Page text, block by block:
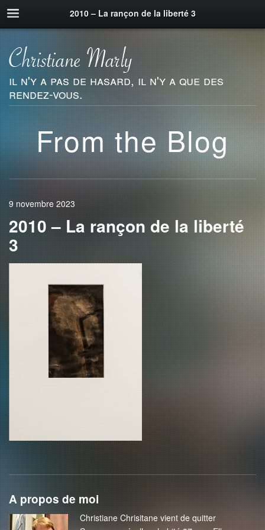
2010 – La rançon de la liberté 3
il n'y a pas de hasard, il n'y a que des
rendez-vous.
From the Blog
9 novembre 2023
2010 – La rançon de la liberté
3
A propos de moi
Christiane Chrisitane vient de quitter